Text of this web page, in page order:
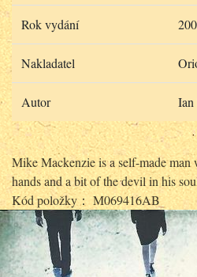
Rok vydání
Nakladatel
Autor
Mike Mackenzie is a self-made
hands and a bit of the devil in his
Kód položky： M069416AB